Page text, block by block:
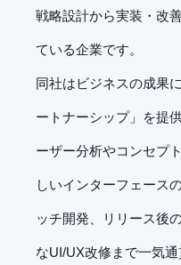
戦略設計から実装・改
ている企業です。
同社はビジネスの成果
ートナーシップ」を提
ーザー分析やコンセプ
しいインターフェース
ッチ開発、リリース後
なUI/UX改修まで一気通